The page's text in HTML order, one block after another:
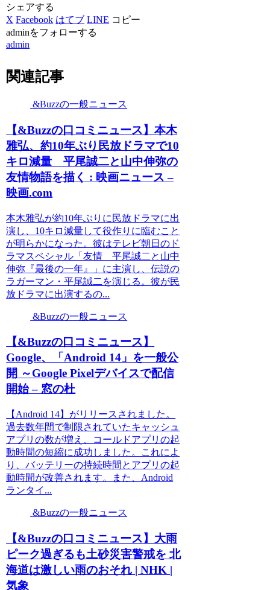
シェアする
X Facebook はてブ LINE コピー
adminをフォローする
admin
関連記事
&Buzzの一般ニュース
【&Buzzの口コミニュース】本木
雅弘、約10年ぶり民放ドラマで10
キロ減量 平尾誠二と山中伸弥の
友情物語を描く : 映画ニュース –
映画.com
本木雅弘が約10年ぶりに民放ドラマに出
演し、10キロ減量して役作りに臨むこと
が明らかになった。彼はテレビ朝日のド
ラマスペシャル「友情 平尾誠二と山中
伸弥『最後の一年』」に主演し、伝説の
ラガーマン・平尾誠二を演じる。彼が民
放ドラマに出演するの...
&Buzzの一般ニュース
【&Buzzの口コミニュース】
Google、「Android 14」を一般公
開 ～Google Pixelデバイスで配信
開始 – 窓の杜
【Android 14】がリリースされました。
過去数年間で制限されていたキャッシュ
アプリの数が増え、コールドアプリの起
動時間の短縮に成功しました。これによ
り、バッテリーの持続時間とアプリの起
動時間が改善されます。また、Android
ランタイ...
&Buzzの一般ニュース
【&Buzzの口コミニュース】大雨
ピーク過ぎるも土砂災害警戒を 北
海道は激しい雨のおそれ | NHK |
気象